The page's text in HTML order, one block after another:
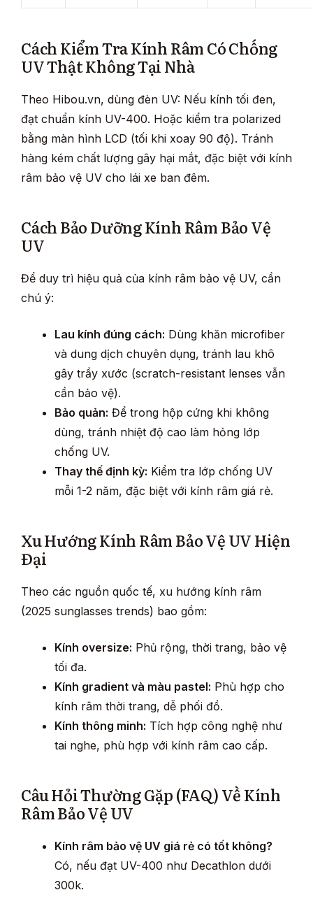
Cách Kiểm Tra Kính Râm Có Chống
UV Thật Không Tại Nhà
Theo Hibou.vn, dùng đèn UV: Nếu kính tối đen,
đạt chuẩn kính UV-400. Hoặc kiểm tra polarized
bằng màn hình LCD (tối khi xoay 90 độ). Tránh
hàng kém chất lượng gây hại mắt, đặc biệt với kính
râm bảo vệ UV cho lái xe ban đêm.
Cách Bảo Dưỡng Kính Râm Bảo Vệ
UV
Để duy trì hiệu quả của kính râm bảo vệ UV, cần
chú ý:
Lau kính đúng cách: Dùng khăn microfiber
và dung dịch chuyên dụng, tránh lau khô
gây trầy xước (scratch-resistant lenses vẫn
cần bảo vệ).
Bảo quản: Để trong hộp cứng khi không
dùng, tránh nhiệt độ cao làm hỏng lớp
chống UV.
Thay thế định kỳ: Kiểm tra lớp chống UV
mỗi 1-2 năm, đặc biệt với kính râm giá rẻ.
Xu Hướng Kính Râm Bảo Vệ UV Hiện
Đại
Theo các nguồn quốc tế, xu hướng kính râm
(2025 sunglasses trends) bao gồm:
Kính oversize: Phủ rộng, thời trang, bảo vệ
tối đa.
Kính gradient và màu pastel: Phù hợp cho
kính râm thời trang, dễ phối đồ.
Kính thông minh: Tích hợp công nghệ như
tai nghe, phù hợp với kính râm cao cấp.
Câu Hỏi Thường Gặp (FAQ) Về Kính
Râm Bảo Vệ UV
Kính râm bảo vệ UV giá rẻ có tốt không?
Có, nếu đạt UV-400 như Decathlon dưới
300k.